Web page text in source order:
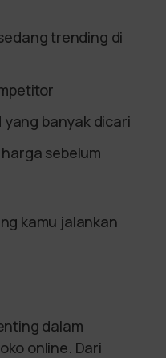
trending di
banyak dicari
sebelum
kamu jalankan
dalam
online. Dari